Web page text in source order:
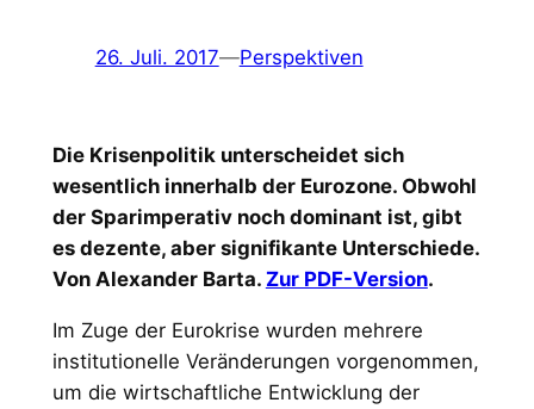
26. Juli. 2017—Perspektiven
Die Krisenpolitik unterscheidet sich
wesentlich innerhalb der Eurozone. Obwohl
der Sparimperativ noch dominant ist, gibt
es dezente, aber signifikante Unterschiede.
Von Alexander Barta. Zur PDF-Version.
Im Zuge der Eurokrise wurden mehrere
institutionelle Veränderungen vorgenommen,
um die wirtschaftliche Entwicklung der